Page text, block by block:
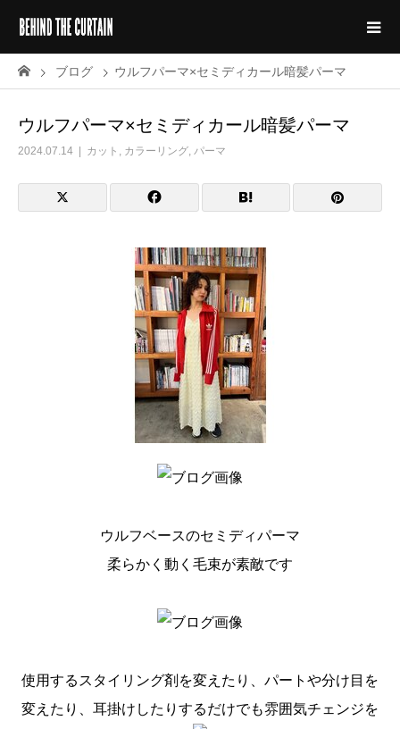
ブログ ウルフパーマ×セミディカール暗髪パーマ
ウルフパーマ×セミディカール暗髪パーマ
2024.07.14 カット , カラーリング, パーマ
ウルフベースのセミディパーマ
柔らかく動く毛束が素敵です
使用するスタイリング剤を変えたり、パートや分け目を
変えたり、耳掛けしたりするだけでも雰囲気チェンジを